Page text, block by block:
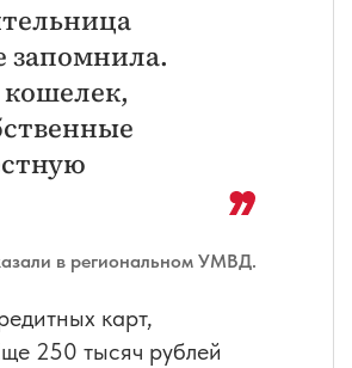
запомнила.
в региональном УМВД.
карт,
250 тысяч рублей